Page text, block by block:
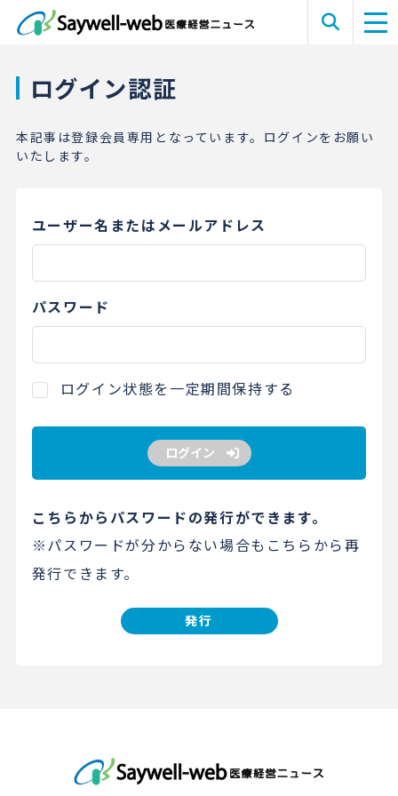
ログイン認証
本記事は登録会員専用となっています。ログインをお願い
いたします。
ユーザー名またはメールアドレス
パスワード
ログイン状態を一定期間保持する
ログイン
こちらからパスワードの発行ができます。
※パスワードが分からない場合もこちらから再
発行できます。
発行